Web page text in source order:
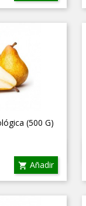
(500 G)
 Añadir